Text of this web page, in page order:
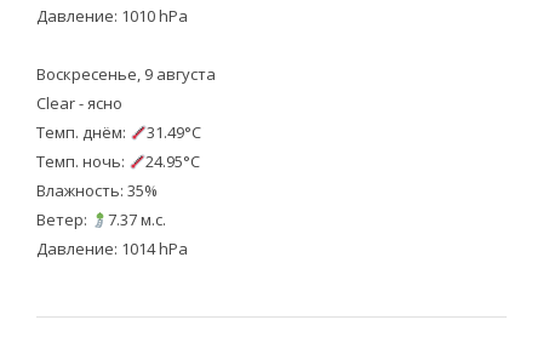
Давление: 1010 hPa
Воскресенье, 9 августа
Clear - ясно
Темп. днём:
31.49°C
Темп. ночь:
24.95°C
Влажность: 35%
Ветер:
7.37 м.с.
Давление: 1014 hPa